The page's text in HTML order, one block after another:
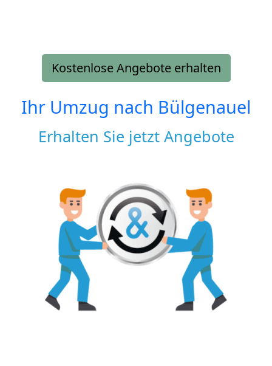
Kostenlose Angebote erhalten
Ihr Umzug nach Bülgenauel
Erhalten Sie jetzt Angebote